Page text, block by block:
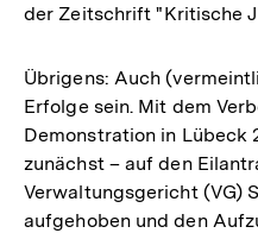
der Zeitschrift "Kritische
Übrigens: Auch
Erfolge sein. Mit dem
Demonstration in Lübeck
zunächst – auf den
Verwaltungsgericht (VG)
aufgehoben und den